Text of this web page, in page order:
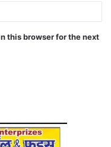
this browser for the next